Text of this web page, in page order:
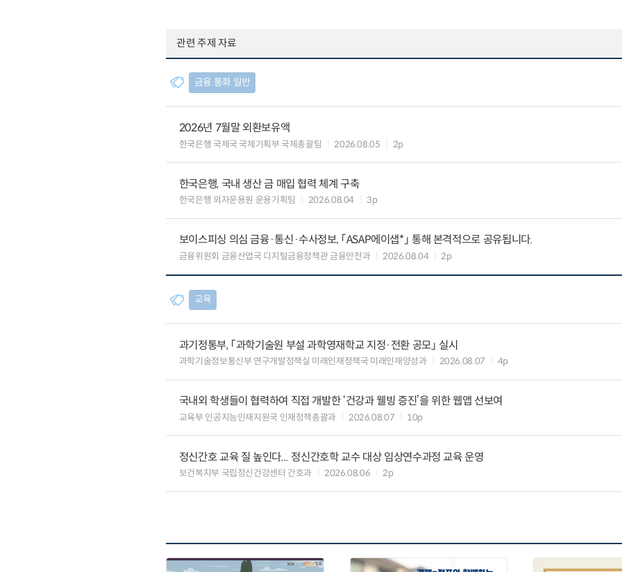
관련 주제 자료
금융.통화 일반
2026년 7월말 외환보유액
한국은행 국제국 국제기획부 국제총괄팀 2026.08.05 2p
한국은행, 국내 생산 금 매입 협력 체계 구축
한국은행 외자운용원 운용기획팀 2026.08.04 3p
보이스피싱 의심 금융·통신·수사정보, 「ASAP에이샙*」 통해 본격적으로 공유됩니다.
금융위원회 금융산업국 디지털금융정책관 금융안전과 2026.08.04 2p
교육
과기정통부, 「과학기술원 부설 과학영재학교 지정·전환 공모」 실시
과학기술정보통신부 연구개발정책실 미래인재정책국 미래인재양성과 2026.08.07 4p
국내외 학생들이 협력하여 직접 개발한 ‘건강과 웰빙 증진’을 위한 웹앱 선보여
교육부 인공지능인재지원국 인재정책총괄과 2026.08.07 10p
정신간호 교육 질 높인다... 정신간호학 교수 대상 임상연수과정 교육 운영
보건복지부 국립정신건강센터 간호과 2026.08.06 2p